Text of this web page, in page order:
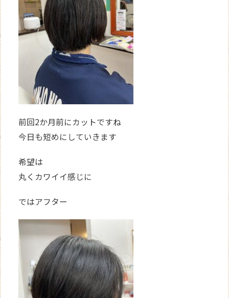
前回2か月前にカットですね
今日も短めにしていきます
希望は
丸くカワイイ感じに
ではアフター